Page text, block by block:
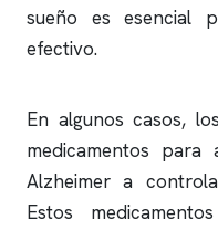
sueño es esencial
efectivo.
En algunos casos,
medicamentos
Alzheimer a
Estos